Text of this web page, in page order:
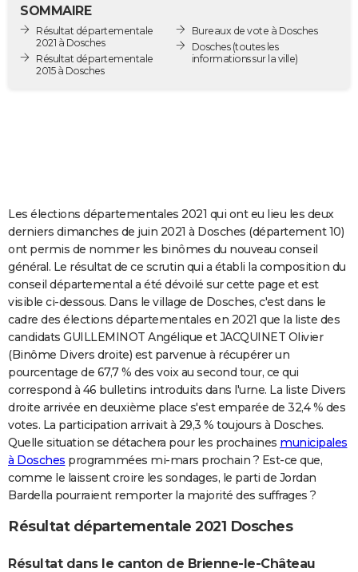
Destinations
City break
Voyage nature
Voyage de noces
Forum
Climat
GUIDES D'ACHAT
COPAINS D'AVANT
Se connecter
Entreprises
Service militaire
Avis de recherche
AVIS DE DÉCÈS
FORUM
Bricolage
Lifestyle
Culture
Sport
Auto
Television
Voyage
Cinema
SOMMAIRE
Résultat départementale
2021 à Dosches
Résultat départementale
2015 à Dosches
Bureaux de vote à Dosches
Dosches(toutes les
informations sur la ville)
Les élections départementales 2021 qui ont eu lieu les deux
derniers dimanches de juin 2021 à Dosches (département 10)
ont permis de nommer les binômes du nouveau conseil
général. Le résultat de ce scrutin qui a établi la composition du
conseil départemental a été dévoilé sur cette page et est
visible ci-dessous. Dans le village de Dosches, c'est dans le
cadre des élections départementales en 2021 que la liste des
candidats GUILLEMINOT Angélique et JACQUINET Olivier
(Binôme Divers droite) est parvenue à récupérer un
pourcentage de 67,7 % des voix au second tour, ce qui
correspond à 46 bulletins introduits dans l'urne. La liste Divers
droite arrivée en deuxième place s'est emparée de 32,4 % des
votes. La participation arrivait à 29,3 % toujours à Dosches.
Quelle situation se détachera pour les prochaines municipales
à Dosches programmées mi-mars prochain ? Est-ce que,
comme le laissent croire les sondages, le parti de Jordan
Bardella pourraient remporter la majorité des suffrages ?
Résultat départementale 2021 Dosches
Résultat dans le canton de Brienne-le-Château